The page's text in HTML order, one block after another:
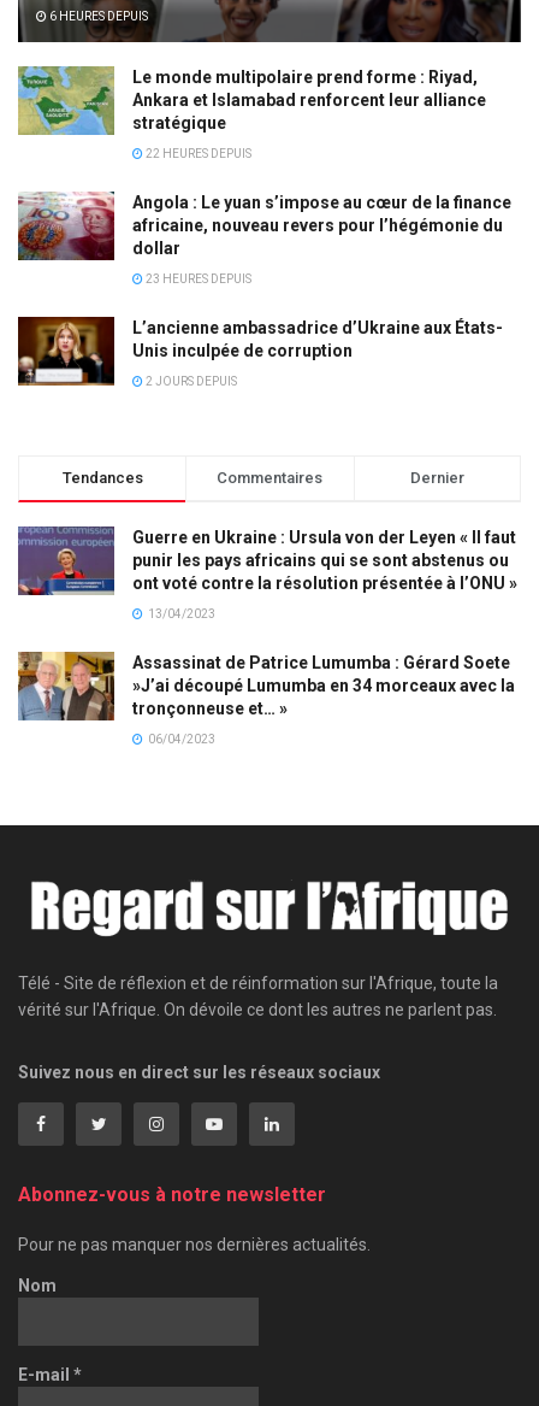
6 HEURES DEPUIS
Le monde multipolaire prend forme : Riyad,
Ankara et Islamabad renforcent leur alliance
stratégique
22 HEURES DEPUIS
Angola : Le yuan s’impose au cœur de la finance
africaine, nouveau revers pour l’hégémonie du
dollar
23 HEURES DEPUIS
L’ancienne ambassadrice d’Ukraine aux États-
Unis inculpée de corruption
2 JOURS DEPUIS
Tendances Commentaires Dernier
Guerre en Ukraine : Ursula von der Leyen « Il faut
punir les pays africains qui se sont abstenus ou
ont voté contre la résolution présentée à l’ONU »
13/04/2023
Assassinat de Patrice Lumumba : Gérard Soete
»J’ai découpé Lumumba en 34 morceaux avec la
tronçonneuse et… »
06/04/2023
Télé - Site de réflexion et de réinformation sur l'Afrique, toute la
vérité sur l'Afrique. On dévoile ce dont les autres ne parlent pas.
Suivez nous en direct sur les réseaux sociaux
Abonnez-vous à notre newsletter
Pour ne pas manquer nos dernières actualités.
Nom
E-mail *